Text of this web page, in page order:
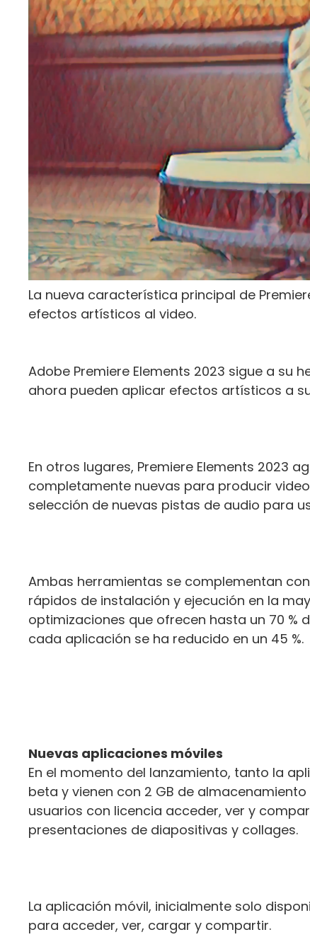
La nueva característica principal de
efectos artísticos al video.
Adobe Premiere Elements 2023 sigue a su
ahora pueden aplicar efectos artísticos a
En otros lugares, Premiere Elements 2023
completamente nuevas para producir
selección de nuevas pistas de audio para
Ambas herramientas se complementan
rápidos de instalación y ejecución en la
optimizaciones que ofrecen hasta un 70 %
cada aplicación se ha reducido en un 45 %.
Nuevas aplicaciones móviles
En el momento del lanzamiento, tanto la
beta y vienen con 2 GB de
usuarios con licencia acceder, ver y
presentaciones de diapositivas y collages.
La aplicación móvil, inicialmente solo
para acceder, ver, cargar y compartir.